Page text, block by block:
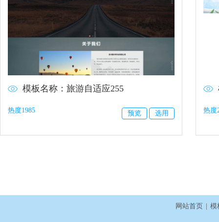
模板名称：旅游自适应255
热度1985 预览 选用 热度
网站首页 模